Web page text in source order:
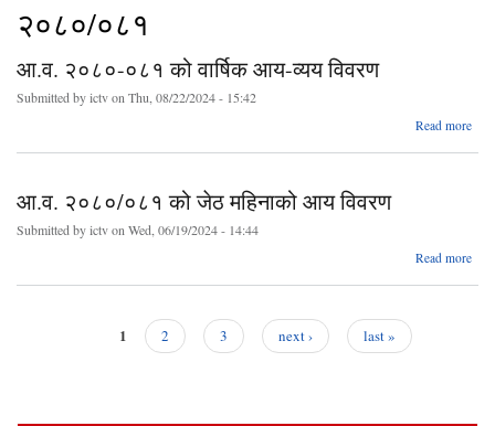
२०८०/०८१
आ.व. २०८०-०८१ को वार्षिक आय-व्यय विवरण
Submitted byictvon Thu, 08/22/2024 - 15:42
Read more
आ.व. २०८०/०८१ को जेठ महिनाको आय विवरण
Submitted byictvon Wed, 06/19/2024 - 14:44
Read more
1 2 3 next › last »